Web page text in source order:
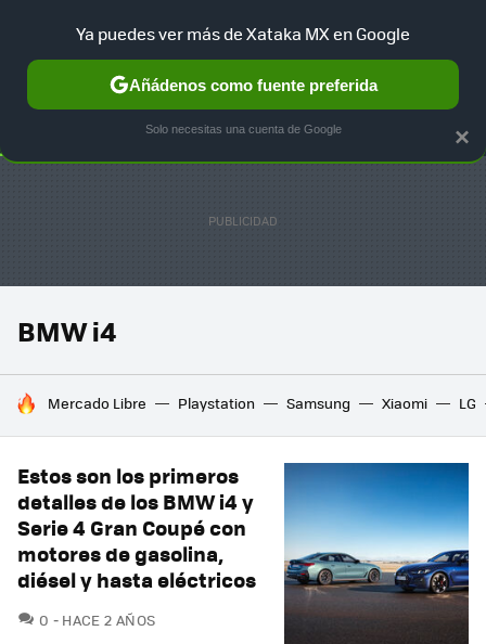
SELECCIÓN GAMING HOME AUTO TERRITORIO
BMW i4
HOY SE HABLA DE
Mercado Libre Playstation Samsung Xiaomi LG
Estos son los primeros
detalles de los BMW i4 y
Serie 4 Gran Coupé con
motores de gasolina,
diésel y hasta eléctricos
0 COMENTARIOS
HACE 2 AÑOS
×
Ya puedes ver más de Xataka MX en Google
Añádenos como fuente preferida
Solo necesitas una cuenta de Google